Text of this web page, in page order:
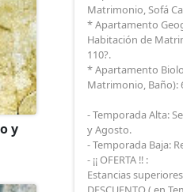
y
Matrimonio, Sofá
* Apartamento
Habitación de
110?.
* Apartamento
Matrimonio, Baño):
- Temporada Alta:
y Agosto.
- Temporada Baja:
- ¡¡ OFERTA !! :
Estancias